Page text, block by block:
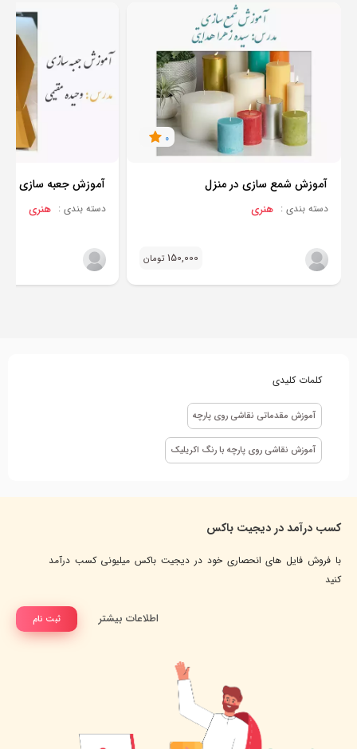
0
آموزش شمع سازی در منزل
دسته بندی : هنری
150,000 تومان
آموزش جعبه سازی در
دسته بندی : هنری
کلمات کلیدی
آموزش مقدماتی نقاشی روی پارچه
آموزش نقاشی روی پارچه با رنگ اکریلیک
کسب درآمد در دیجیت باکس
با فروش فایل های انحصاری خود در دیجیت باکس میلیونی کسب درآمد
کنید
ثبت نام اطلاعات بیشتر